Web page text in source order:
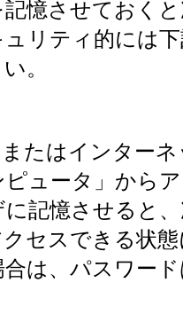
憶させておく
リティ的には
。
たはインター
ュータ」から
に記憶させると
クセスできる状
は、パスワー